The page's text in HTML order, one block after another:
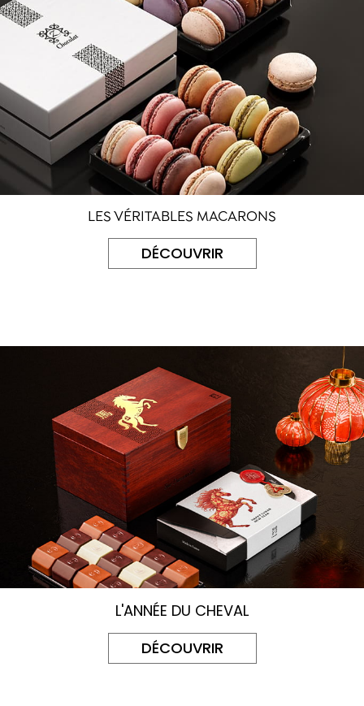
LES VÉRITABLES MACARONS
DÉCOUVRIR
L'ANNÉE DU CHEVAL
DÉCOUVRIR